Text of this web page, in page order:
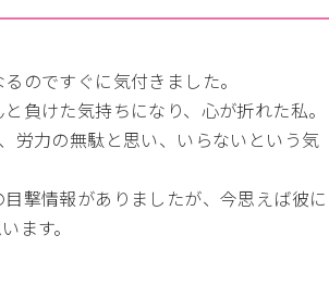
のですぐに気付きました。
負けた気持ちになり、心が折れた私。
労力の無駄と思い、いらないという気
撃情報がありましたが、今思えば彼に
ます。